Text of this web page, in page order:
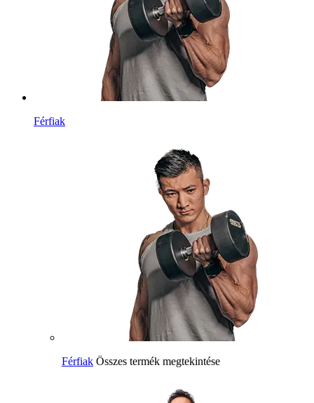
Férfiak
Férfiak Összes termék megtekintése